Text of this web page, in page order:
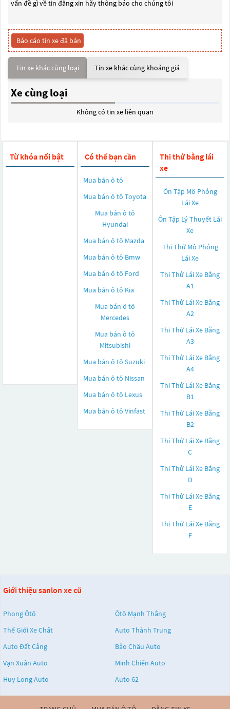
vấn đề gì về tin đăng xin hãy thông báo cho chúng tôi
Báo cáo tin xe đã bán
Tin xe khác cùng loại Tin xe khác cùng khoảng giá
Xe cùng loại
Không có tin xe liên quan
Từ khóa nổi bật Có thể bạn cần
Mua bán ô tô
Mua bán ô tô Toyota
Mua bán ô tô
Hyundai
Mua bán ô tô Mazda
Mua bán ô tô Bmw
Mua bán ô tô Ford
Mua bán ô tô Kia
Mua bán ô tô
Mercedes
Mua bán ô tô
Mitsubishi
Mua bán ô tô Suzuki
Mua bán ô tô Nissan
Mua bán ô tô Lexus
Mua bán ô tô Vinfast
Thi thử bằng lái
xe
Ôn Tập Mô Phỏng
Lái Xe
Ôn Tập Lý Thuyết Lái
Xe
Thi Thử Mô Phỏng
Lái Xe
Thi Thử Lái Xe Bằng
A1
Thi Thử Lái Xe Bằng
A2
Thi Thử Lái Xe Bằng
A3
Thi Thử Lái Xe Bằng
A4
Thi Thử Lái Xe Bằng
B1
Thi Thử Lái Xe Bằng
B2
Thi Thử Lái Xe Bằng
C
Thi Thử Lái Xe Bằng
D
Thi Thử Lái Xe Bằng
E
Thi Thử Lái Xe Bằng
F
Giới thiệu sanlon xe cũ
Phong Ôtô
Ôtô Mạnh Thắng
Thế Giới Xe Chất
Auto Thành Trung
Auto Đất Cảng
Bảo Châu Auto
Vạn Xuân Auto
Minh Chiến Auto
Huy Long Auto
Auto 62